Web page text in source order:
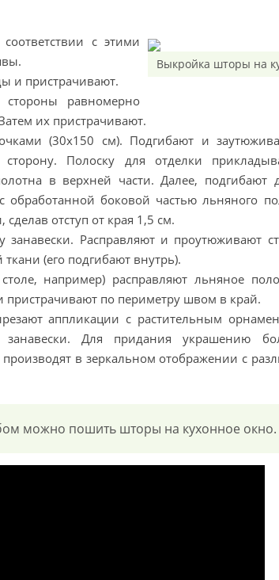
Выкройка шторы на
с этими
и пристрачивают.
равномерно
их пристрачивают.
(30х150 см). Подгибают и
Полоску для отделки
в верхней части. Далее, подгибают
обработанной боковой частью льняного
отступ от края 1,5 см.
занавески. Расправляют и проутюживают
(его подгибают внутрь).
например) расправляют льняное
пристрачивают по периметру швом в край.
аппликации с растительным
Для придания украшению
в зеркальном отображении с
можно пошить шторы на кухонное окно.